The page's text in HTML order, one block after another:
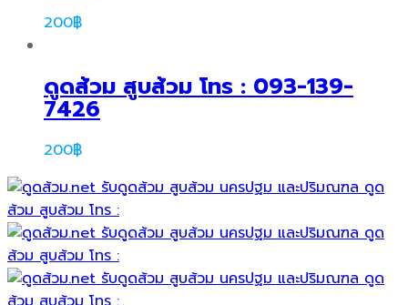
200฿
ดูดส้วม สูบส้วม โทร : 093-139-
7426
200฿